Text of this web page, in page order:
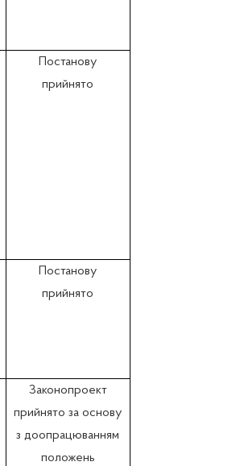
Постанову
прийнято
Постанову
прийнято
Законопроект
прийнято за основу
з доопрацюванням
положень